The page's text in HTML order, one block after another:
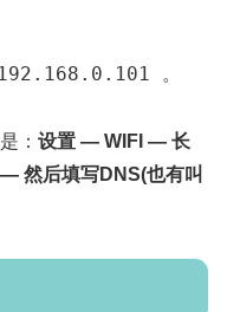
。
： 设置 — WIFI — 长
然后填写DNS(也有叫